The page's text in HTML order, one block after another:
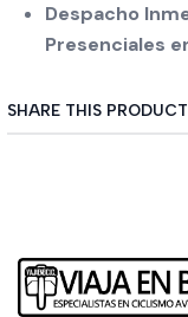
Despacho
Presenciales
SHARE THIS PRODUCT